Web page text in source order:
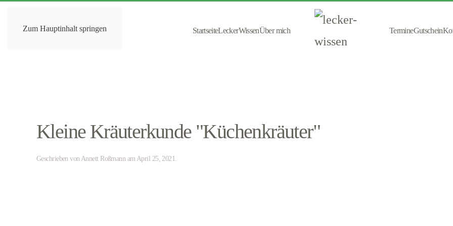
Zum Hauptinhalt springen StartseiteLeckerWissenÜber mich TermineGutschein
Kleine Kräuterkunde "Küchenkräuter"
Geschrieben vonAnnett Roßmannam April 25, 2021.